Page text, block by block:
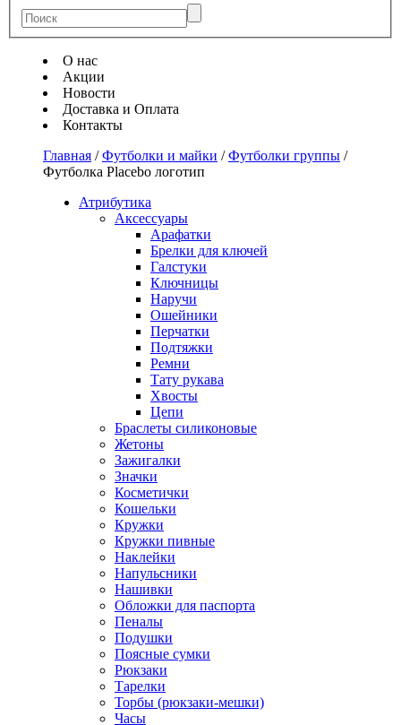
О нас
Акции
Новости
Доставка и Оплата
Контакты
Главная /Футболки и майки /Футболки группы /
Футболка Placebo логотип
Атрибутика
Аксессуары
Арафатки
Брелки для ключей
Галстуки
Ключницы
Наручи
Ошейники
Перчатки
Подтяжки
Ремни
Тату рукава
Хвосты
Цепи
Браслеты силиконовые
Жетоны
Зажигалки
Значки
Косметички
Кошельки
Кружки
Кружки пивные
Наклейки
Напульсники
Нашивки
Обложки для паспорта
Пеналы
Подушки
Поясные сумки
Рюкзаки
Тарелки
Торбы (рюкзаки-мешки)
Часы